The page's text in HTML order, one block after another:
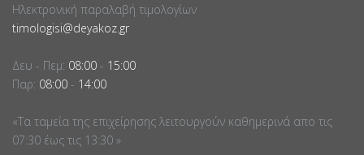
Ηλεκτρονική παραλαβή τιμολογίων
timologisi@deyakoz.gr
Δευ - Πεμ: 08:00 - 15:00
Παρ: 08:00 - 14:00
«Τα ταμεία της επιχείρησης λειτουργούν καθημερινά απο τις
07:30 έως τις 13:30 »